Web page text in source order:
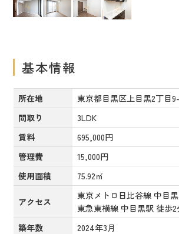
基本情報
所在地
東京都目黒区上目黒2丁目
間取り
3LDK
賃料
695,000円
管理費
15,000円
使用面積
75.92㎡
アクセス
東京メトロ日比谷線 中目
東急東横線 中目黒駅 徒歩2
築年数
2024年3月